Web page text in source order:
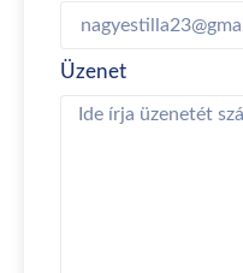
Üzenet